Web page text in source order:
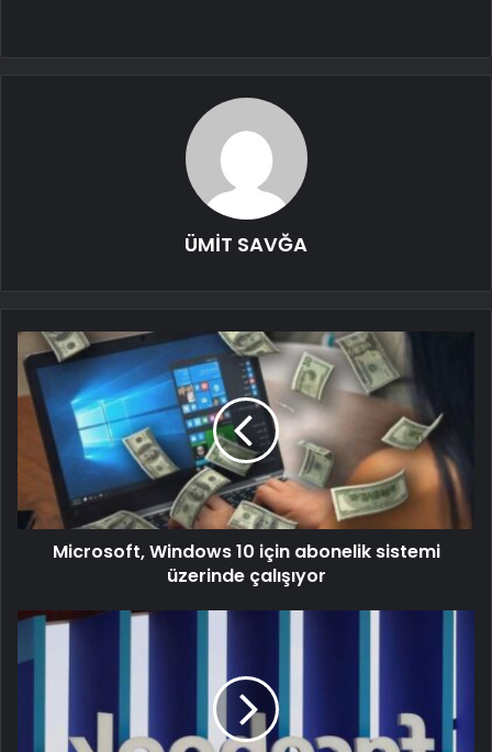
ÜMİT SAVĞA
Microsoft, Windows 10 için abonelik sistemi
üzerinde çalışıyor